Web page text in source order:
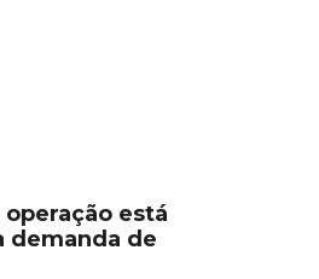
operação está
demanda de